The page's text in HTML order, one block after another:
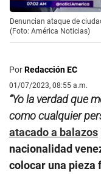
Denuncian ataque de
(Foto: América Noticias)
PorRedacción EC
01/07/2023, 08:55 a.m.
“Yo la verdad que
como cualquier
atacado a balazos
nacionalidad
colocar una pieza